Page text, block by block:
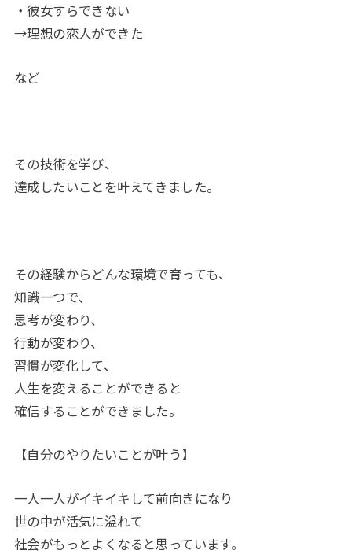
・彼女すらできない
→理想の恋人ができた
など
その技術を学び、
達成したいことを叶えてきました。
その経験からどんな環境で育っても、
知識一つで、
思考が変わり、
行動が変わり、
習慣が変化して、
人生を変えることができると
確信することができました。
【自分のやりたいことが叶う】
一人一人がイキイキして前向きになり
世の中が活気に溢れて
社会がもっとよくなると思っています。